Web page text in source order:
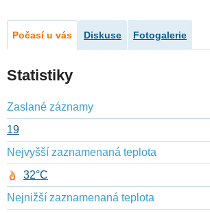
Počasí u vás Diskuse Fotogalerie
Statistiky
Zaslané záznamy
19
Nejvyšší zaznamenaná teplota
32°C
Nejnižší zaznamenaná teplota